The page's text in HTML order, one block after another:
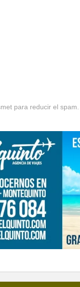
para reducir el spam.